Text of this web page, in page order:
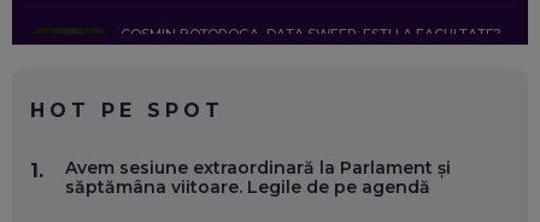
COSMIN BOȚOROGA, DATA SWEEP: EȘTI LA FACULTATE?
FOLOSEȘTI TEHNOLOGIA CA SĂ FII MAI BUN LA JOB. ȘI CUM
SE VA SCHIMBA MUNCA, ÎN URMĂTORII ANI
HOT PE SPOT
1.
Avem sesiune extraordinară la Parlament și
săptămâna viitoare. Legile de pe agendă